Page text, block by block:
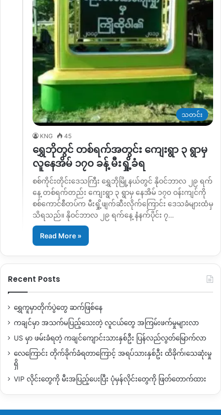
သတင်း
KNG 45
ရွှေဘိုတွင် တစ်ရက်အတွင်း ကျေးရွာ ၃ ရွာမှ
လူနေအိမ် ၁၇၀ ခန့် မီးရှို့ခံရ
စစ်ကိုင်းတိုင်းဒေသကြီး ရွှေဘိုမြို့နယ်တွင် နိုဝင်ဘာလ ၂၉ ရက်
နေ့ တစ်ရက်တည်း ကျေးရွာ ၃ ရွာမှ နေအိမ် ၁၇၀ ဝန်းကျင်ကို
စစ်ကောင်စီတပ်က မီးရှို့ဖျက်ဆီး‌လိုက်‌ကြောင်း ဒေသခံများထံမှ
သိရသည်။ နိုဝင်ဘာလ ၂၉ ရက်နေ့ နံနက်ပိုင်း ၇…
Read More »
Recent Posts
ရွှေကူမှာတိုက်ပွဲတွေ ဆက်ဖြစ်နေ
ကချင်မှာ အသက်မပြည့်သေးတဲ့ လူငယ်တွေ အကြမ်းဖက်မှုများလာ
US မှာ ဖမ်းခံရတဲ့ ကချင်ကျောင်းသားနှစ်ဦး ပြန်လည်လွတ်မြောက်လာ
လေကြောင်း တိုက်ခိုက်ခံရတာကြောင့် အရပ်သားနှစ်ဦး ထိခိုက်၊သေဆုံးမှု
ရှိ
VIP လိုင်းတွေကို မီးအပြည့်ပေးပြီး ပုံမှန်လိုင်းတွေကို ဖြတ်တောက်ထား